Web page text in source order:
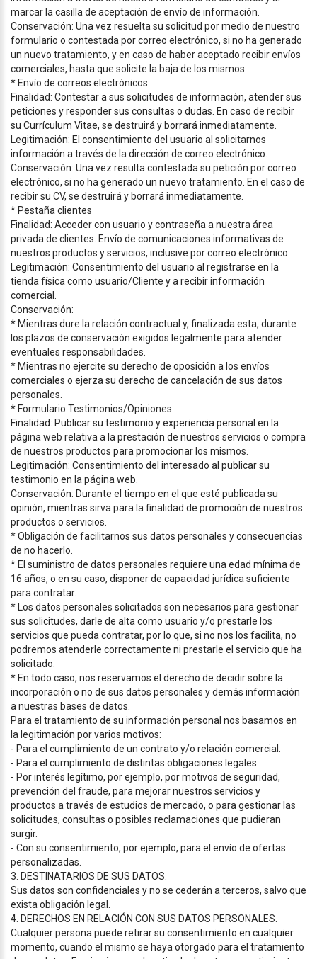
marcar la casilla de aceptación de envío de información.
Conservación: Una vez resuelta su solicitud por medio de nuestro
formulario o contestada por correo electrónico, si no ha generado
un nuevo tratamiento, y en caso de haber aceptado recibir envíos
comerciales, hasta que solicite la baja de los mismos.
* Envío de correos electrónicos
Finalidad: Contestar a sus solicitudes de información, atender sus
peticiones y responder sus consultas o dudas. En caso de recibir
su Currículum Vitae, se destruirá y borrará inmediatamente.
Legitimación: El consentimiento del usuario al solicitarnos
información a través de la dirección de correo electrónico.
Conservación: Una vez resulta contestada su petición por correo
electrónico, si no ha generado un nuevo tratamiento. En el caso de
recibir su CV, se destruirá y borrará inmediatamente.
* Pestaña clientes
Finalidad: Acceder con usuario y contraseña a nuestra área
privada de clientes. Envío de comunicaciones informativas de
nuestros productos y servicios, inclusive por correo electrónico.
Legitimación: Consentimiento del usuario al registrarse en la
tienda física como usuario/Cliente y a recibir información
comercial.
Conservación:
* Mientras dure la relación contractual y, finalizada esta, durante
los plazos de conservación exigidos legalmente para atender
eventuales responsabilidades.
* Mientras no ejercite su derecho de oposición a los envíos
comerciales o ejerza su derecho de cancelación de sus datos
personales.
* Formulario Testimonios/Opiniones.
Finalidad: Publicar su testimonio y experiencia personal en la
página web relativa a la prestación de nuestros servicios o compra
de nuestros productos para promocionar los mismos.
Legitimación: Consentimiento del interesado al publicar su
testimonio en la página web.
Conservación: Durante el tiempo en el que esté publicada su
opinión, mientras sirva para la finalidad de promoción de nuestros
productos o servicios.
* Obligación de facilitarnos sus datos personales y consecuencias
de no hacerlo.
* El suministro de datos personales requiere una edad mínima de
16 años, o en su caso, disponer de capacidad jurídica suficiente
para contratar.
* Los datos personales solicitados son necesarios para gestionar
sus solicitudes, darle de alta como usuario y/o prestarle los
servicios que pueda contratar, por lo que, si no nos los facilita, no
podremos atenderle correctamente ni prestarle el servicio que ha
solicitado.
* En todo caso, nos reservamos el derecho de decidir sobre la
incorporación o no de sus datos personales y demás información
a nuestras bases de datos.
Para el tratamiento de su información personal nos basamos en
la legitimación por varios motivos:
- Para el cumplimiento de un contrato y/o relación comercial.
- Para el cumplimiento de distintas obligaciones legales.
- Por interés legítimo, por ejemplo, por motivos de seguridad,
prevención del fraude, para mejorar nuestros servicios y
productos a través de estudios de mercado, o para gestionar las
solicitudes, consultas o posibles reclamaciones que pudieran
surgir.
- Con su consentimiento, por ejemplo, para el envío de ofertas
personalizadas.
3. DESTINATARIOS DE SUS DATOS.
Sus datos son confidenciales y no se cederán a terceros, salvo que
exista obligación legal.
4. DERECHOS EN RELACIÓN CON SUS DATOS PERSONALES.
Cualquier persona puede retirar su consentimiento en cualquier
momento, cuando el mismo se haya otorgado para el tratamiento